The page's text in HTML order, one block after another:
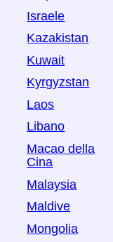
Israele
Kazakistan
Kuwait
Kyrgyzstan
Laos
Libano
Macao della
Cina
Malaysia
Maldive
Mongolia